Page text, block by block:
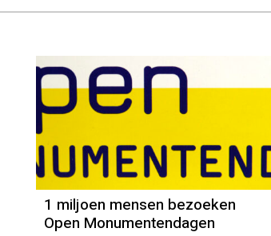
1 miljoen mensen bezoeken
Open Monumentendagen